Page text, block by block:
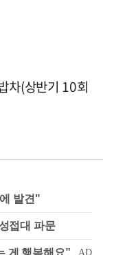
차(상반기 10회
발견"
접대 파문